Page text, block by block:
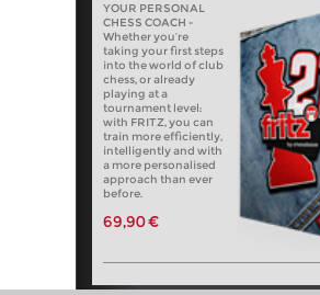
YOUR PERSONAL
CHESS COACH -
Whether you’re
taking your first steps
into the world of club
chess, or already
playing at a
tournament level:
with FRITZ, you can
train more efficiently,
intelligently and with
a more personalised
approach than ever
before.
69,90 €